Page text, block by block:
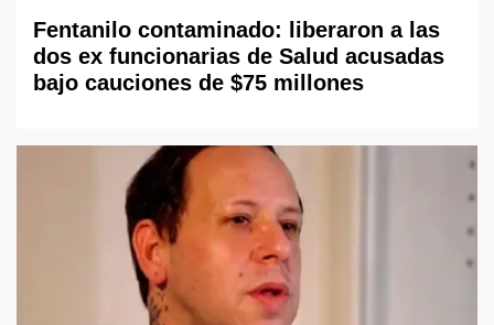
Fentanilo contaminado: liberaron a las
dos ex funcionarias de Salud acusadas
bajo cauciones de $75 millones